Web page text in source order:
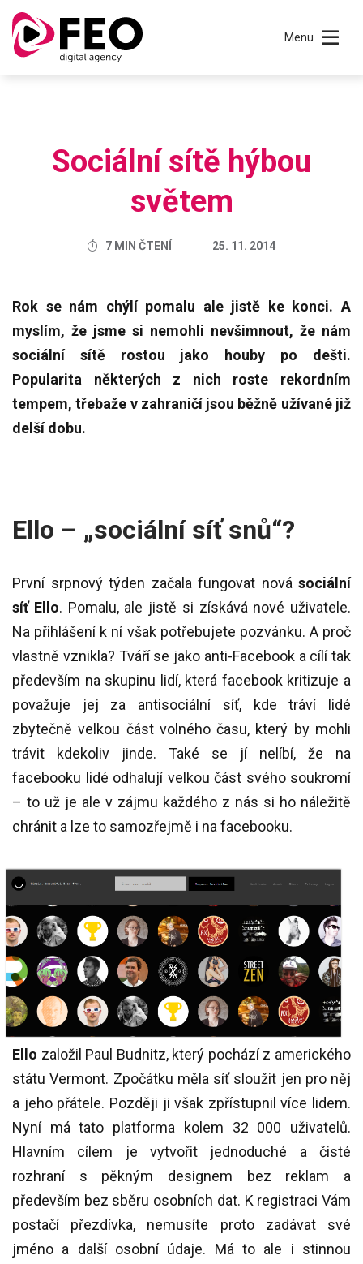
Menu
Sociální sítě hýbou
světem
7 MIN ČTENÍ 25. 11. 2014
Rok se nám chýlí pomalu ale jistě ke konci. A
myslím, že jsme si nemohli nevšimnout, že nám
sociální sítě rostou jako houby po dešti.
Popularita některých z nich roste rekordním
tempem, třebaže v zahraničí jsou běžně užívané již
delší dobu.
Ello – „sociální síť snů“?
První srpnový týden začala fungovat nová sociální
síť Ello. Pomalu, ale jistě si získává nové uživatele.
Na přihlášení k ní však potřebujete pozvánku. A proč
vlastně vznikla? Tváří se jako anti-Facebook a cílí tak
především na skupinu lidí, která facebook kritizuje a
považuje jej za antisociální síť, kde tráví lidé
zbytečně velkou část volného času, který by mohli
trávit kdekoliv jinde. Také se jí nelíbí, že na
facebooku lidé odhalují velkou část svého soukromí
– to už je ale v zájmu každého z nás si ho náležitě
chránit a lze to samozřejmě i na facebooku.
Ello založil Paul Budnitz, který pochází z amerického
státu Vermont. Zpočátku měla síť sloužit jen pro něj
a jeho přátele. Později ji však zpřístupnil více lidem.
Nyní má tato platforma kolem 32 000 uživatelů.
Hlavním cílem je vytvořit jednoduché a čisté
rozhraní s pěkným designem bez reklam a
především bez sběru osobních dat. K registraci Vám
postačí přezdívka, nemusíte proto zadávat své
jméno a další osobní údaje. Má to ale i stinnou